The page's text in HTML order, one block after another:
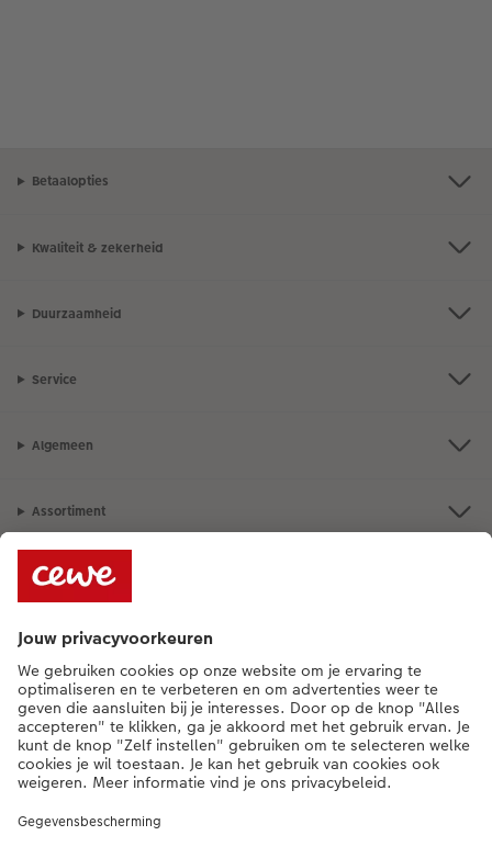
Betaalopties
Kwaliteit & zekerheid
Duurzaamheid
Service
Algemeen
Assortiment
Als je een vraag hebt over een product of bestelling, bel ons dan gerust:
015 29 56 13[ma - vr 9:00 tot 20:00 u | za 9:00 tot 17:00 u | zo 12:00 tot
16:00 u]
NL|FR